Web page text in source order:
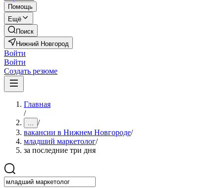
Помощь
Ещё
Поиск
Нижний Новгород
Войти
Войти
Создать резюме
Главная
/
... /
вакансии в Нижнем Новгороде/
младший маркетолог/
за последние три дня